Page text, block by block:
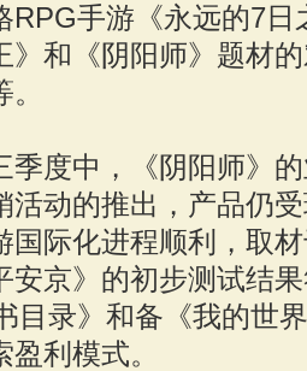
RPG手游《永远的7
》和《阴阳师》题材
季度中，《阴阳师》
活动的推出，产品仍
国际化进程顺利，取
安京》的初步测试结
目录》和备《我的世
利模式。